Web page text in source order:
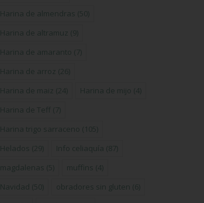
Harina de almendras (50)
Harina de altramuz (9)
Harina de amaranto (7)
Harina de arroz (26)
Harina de maiz (24) Harina de mijo (4)
Harina de Teff (7)
Harina trigo sarraceno (105)
Helados (29) Info celiaquía (87)
magdalenas (5) muffins (4)
Navidad (50) obradores sin gluten (6)